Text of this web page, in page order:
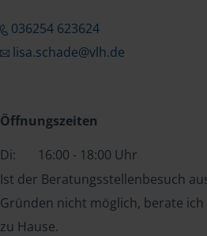
036254 623624
lisa.schade@vlh.de
Öffnungszeiten
Di:
16:00 - 18:00 Uhr
Ist der Beratungsstellenbesuch
Gründen nicht möglich, berate ich
zu Hause.